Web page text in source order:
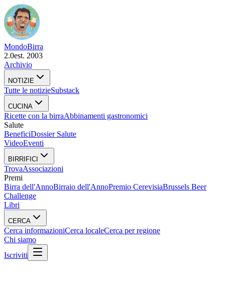
MondoBirra
2.0est. 2003
Archivio
NOTIZIE
Tutte le notizieSubstack
CUCINA
Ricette con la birraAbbinamenti gastronomici
Salute
BeneficiDossier Salute
VideoEventi
BIRRIFICI
TrovaAssociazioni
Premi
Birra dell'AnnoBirraio dell'AnnoPremio CerevisiaBrussels Beer
Challenge
Libri
CERCA
Cerca informazioniCerca localeCerca per regione
Chi siamo
Iscriviti